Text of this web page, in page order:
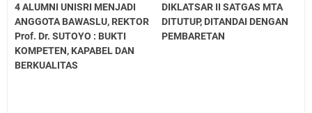
4 ALUMNI UNISRI MENJADI
ANGGOTA BAWASLU, REKTOR
Prof. Dr. SUTOYO : BUKTI
KOMPETEN, KAPABEL DAN
BERKUALITAS
DIKLATSAR II SATGAS MTA
DITUTUP, DITANDAI DENGAN
PEMBARETAN